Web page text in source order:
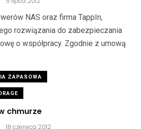
NAS oraz firma TappIn,
rozwiązania do zabezpieczania
o współpracy. Zgodnie z umową
ZAPASOWA
chmurze
18 czerwca 2012